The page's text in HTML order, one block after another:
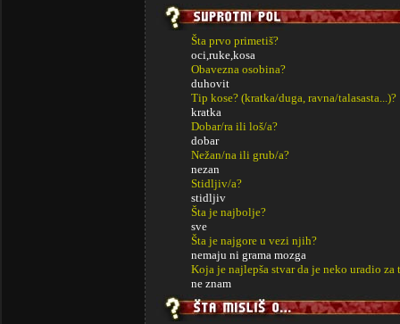
Šta prvo primetiš?
oci,ruke,kosa
Obavezna osobina?
duhovit
Tip kose? (kratka/duga, ravna/talasasta...)?
kratka
Dobar/ra ili loš/a?
dobar
Nežan/na ili grub/a?
nezan
Stidljiv/a?
stidljiv
Šta je najbolje?
sve
Šta je najgore u vezi njih?
nemaju ni grama mozga
Koja je najlepša stvar da je neko uradio za
ne znam